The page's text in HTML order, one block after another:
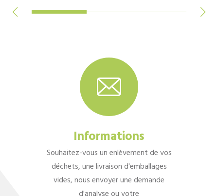
Informations
Souhaitez-vous un enlèvement de vos
déchets, une livraison d'emballages
vides, nous envoyer une demande